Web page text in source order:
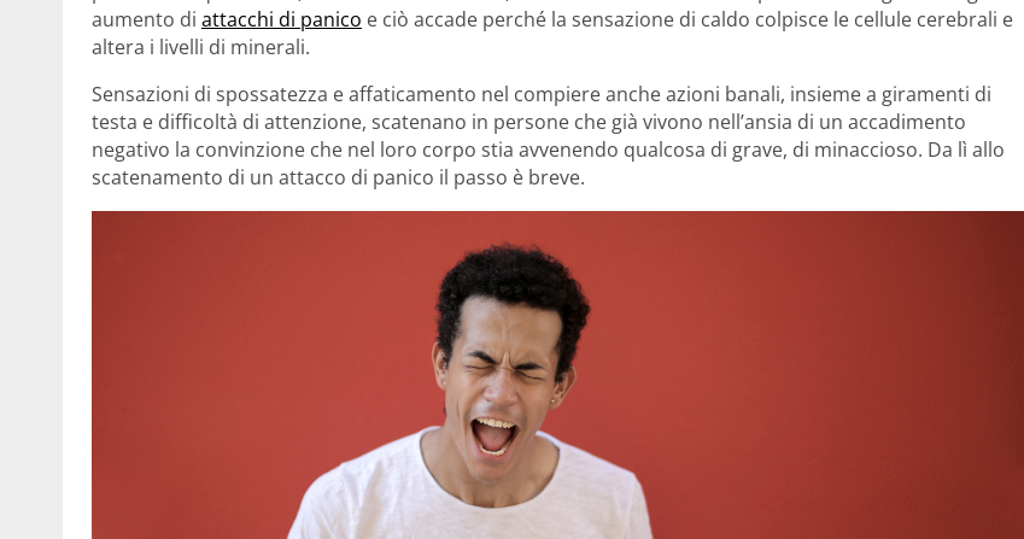
aumento di attacchi di panico e ciò accade perché la sensazione di caldo colpisce le cellule cerebrali e
altera i livelli di minerali.
Sensazioni di spossatezza e affaticamento nel compiere anche azioni banali, insieme a giramenti di
testa e difficoltà di attenzione, scatenano in persone che già vivono nell’ansia di un accadimento
negativo la convinzione che nel loro corpo stia avvenendo qualcosa di grave, di minaccioso. Da lì allo
scatenamento di un attacco di panico il passo è breve.